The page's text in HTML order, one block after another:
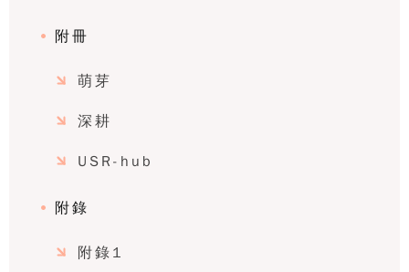
附冊
萌芽
深耕
USR-hub
附錄
附錄1